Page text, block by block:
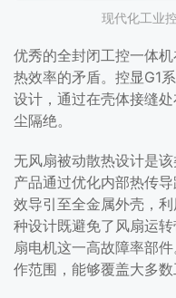
现代化工业
优秀的全封闭工控一体
热效率的矛盾。控显G1
设计，通过在壳体接缝
尘隔绝。
无风扇被动散热设计是
产品通过优化内部热传
效导引至全金属外壳，
种设计既避免了风扇运
扇电机这一高故障率部
作范围，能够覆盖大多数